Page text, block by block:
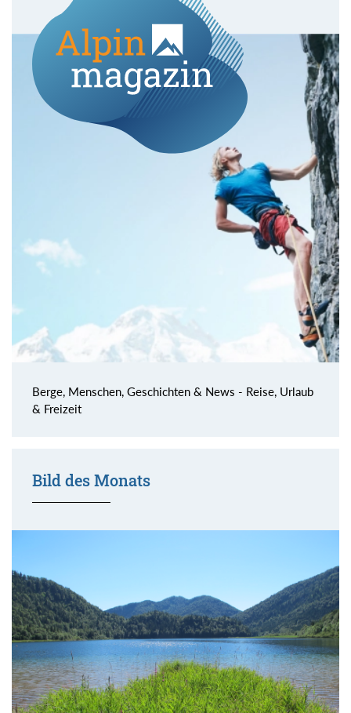
Berge, Menschen, Geschichten & News - Reise, Urlaub
& Freizeit
Bild des Monats